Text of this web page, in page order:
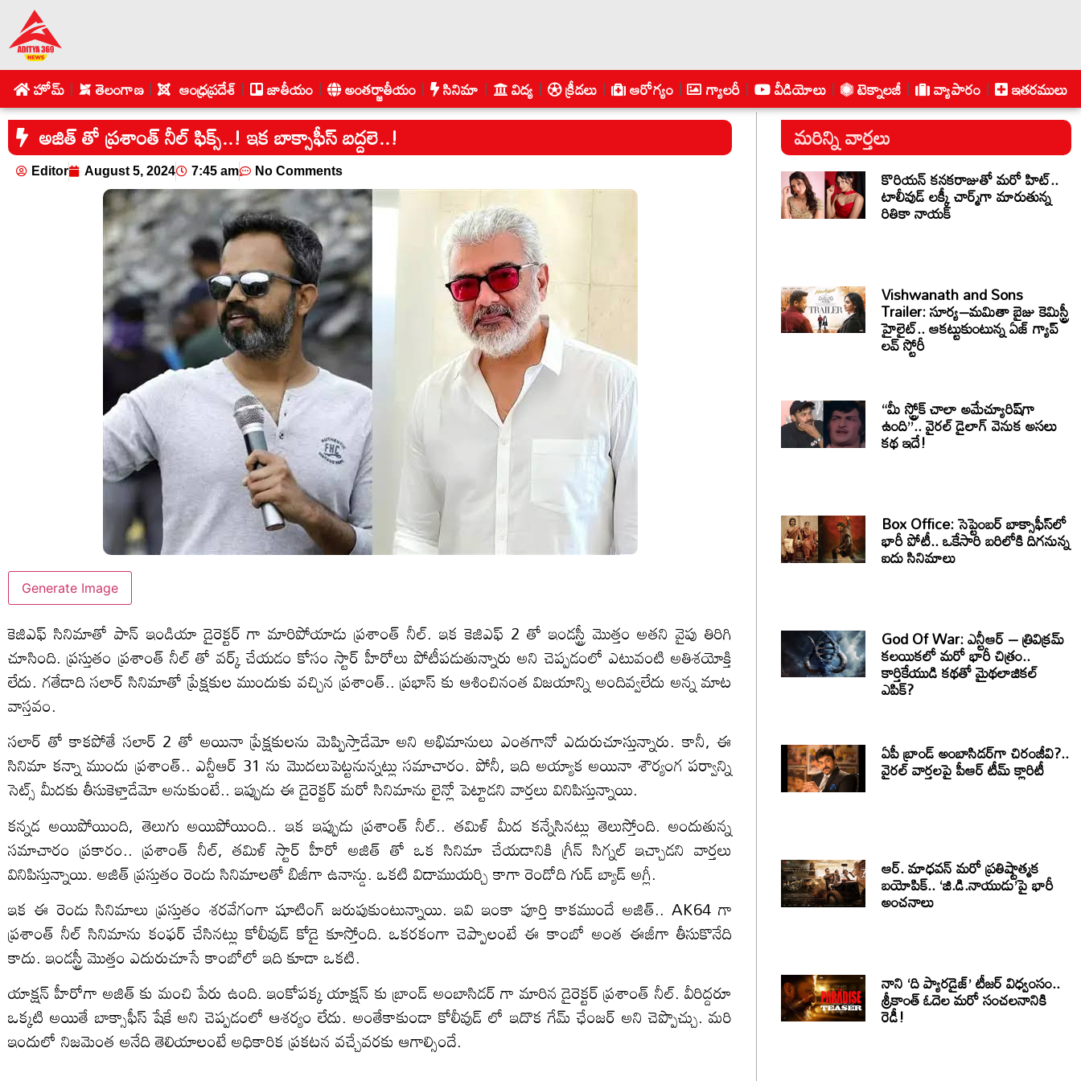
హోమ్ తెలంగాణ ఆంధ్రప్రదేశ్ జాతీయం అంతర్జాతీయం సినిమా విద్య క్రీడలు ఆరోగ్యం గ్యాలరీ వీడియోలు టెక్నాలజీ వ్యాపారం ఇతరములు
అజిత్ తో ప్రశాంత్ నీల్ ఫిక్స్..! ఇక బాక్సాఫీస్ బద్దలె..!
Editor August 5, 2024 7:45 am No Comments
Generate Image
కెజిఎఫ్ సినిమాతో పాన్ ఇండియా డైరెక్టర్ గా మారిపోయాడు ప్రశాంత్ నీల్. ఇక కెజిఎఫ్ 2 తో ఇండస్ట్రీ మొత్తం అతని వైపు తిరిగి
చూసింది. ప్రస్తుతం ప్రశాంత్ నీల్ తో వర్క్ చేయడం కోసం స్టార్ హీరోలు పోటీపడుతున్నారు అని చెప్పడంలో ఎటువంటి అతిశయోక్తి
లేదు. గతేడాది సలార్ సినిమాతో ప్రేక్షకుల ముందుకు వచ్చిన ప్రశాంత్.. ప్రభాస్ కు ఆశించినంత విజయాన్ని అందివ్వలేదు అన్న మాట
వాస్తవం.
సలార్ తో కాకపోతే సలార్ 2 తో అయినా ప్రేక్షకులను మెప్పిస్తాడేమో అని అభిమానులు ఎంతగానో ఎదురుచూస్తున్నారు. కానీ, ఈ
సినిమా కన్నా ముందు ప్రశాంత్.. ఎన్టీఆర్ 31 ను మొదలుపెట్టనున్నట్లు సమాచారం. పోనీ, ఇది అయ్యాక అయినా శౌర్యంగ పర్వాన్ని
సెట్స్ మీదకు తీసుకెళ్తాడేమో అనుకుంటే.. ఇప్పుడు ఈ డైరెక్టర్ మరో సినిమాను లైన్లో పెట్టాడని వార్తలు వినిపిస్తున్నాయి.
కన్నడ అయిపోయింది, తెలుగు అయిపోయింది.. ఇక ఇప్పుడు ప్రశాంత్ నీల్.. తమిళ్ మీద కన్నేసినట్లు తెలుస్తోంది. అందుతున్న
సమాచారం ప్రకారం.. ప్రశాంత్ నీల్, తమిళ్ స్టార్ హీరో అజిత్ తో ఒక సినిమా చేయడానికి గ్రీన్ సిగ్నల్ ఇచ్చాడని వార్తలు
వినిపిస్తున్నాయి. అజిత్ ప్రస్తుతం రెండు సినిమాలతో బిజీగా ఉనాన్డు. ఒకటి విదాముయర్చి కాగా రెండోది గుడ్ బ్యాడ్ అగ్లీ.
ఇక ఈ రెండు సినిమాలు ప్రస్తుతం శరవేగంగా షూటింగ్ జరుపుకుంటున్నాయి. ఇవి ఇంకా పూర్తి కాకముందే అజిత్.. AK64 గా
ప్రశాంత్ నీల్ సినిమాను కంఫర్ చేసినట్లు కోలీవుడ్ కోడై కూస్తోంది. ఒకరకంగా చెప్పాలంటే ఈ కాంబో అంత ఈజీగా తీసుకొనేది
కాదు. ఇండస్ట్రీ మొత్తం ఎదురుచూసే కాంబోలో ఇది కూడా ఒకటి.
యాక్షన్ హీరోగా అజిత్ కు మంచి పేరు ఉంది. ఇంకోపక్క యాక్షన్ కు బ్రాండ్ అంబాసిడర్ గా మారిన డైరెక్టర్ ప్రశాంత్ నీల్. వీరిద్దరూ
ఒక్కటి అయితే బాక్సాఫీస్ షేకే అని చెప్పడంలో ఆశర్యం లేదు. అంతేకాకుండా కోలీవుడ్ లో ఇదొక గేమ్ ఛేంజర్ అని చెప్పొచ్చు. మరి
ఇందులో నిజమెంత అనేది తెలియాలంటే అధికారిక ప్రకటన వచ్చేవరకు ఆగాల్సిందే.
మరిన్ని వార్తలు
కొరియన్ కనకరాజుతో మరో హిట్..
టాలీవుడ్ లక్కీ చార్మ్‌గా మారుతున్న
రితికా నాయక్
Vishwanath and Sons
Trailer: సూర్య–మమితా బైజు కెమిస్ట్రీ
హైలైట్.. ఆకట్టుకుంటున్న ఏజ్ గ్యాప్
లవ్ స్టోరీ
“మీ స్ట్రోక్ చాలా అమేచ్యూరిష్‌గా
ఉంది”.. వైరల్ డైలాగ్ వెనుక అసలు
కథ ఇదే!
Box Office: సెప్టెంబర్ బాక్సాఫీస్‌లో
భారీ పోటీ.. ఒకేసారి బరిలోకి దిగనున్న
ఐదు సినిమాలు
God Of War: ఎన్టీఆర్ – త్రివిక్రమ్
కలయికలో మరో భారీ చిత్రం..
కార్తికేయుడి కథతో మైథలాజికల్
ఎపిక్?
ఏపీ బ్రాండ్ అంబాసిడర్‌గా చిరంజీవి?..
వైరల్ వార్తలపై పీఆర్ టీమ్ క్లారిటీ
ఆర్. మాధవన్ మరో ప్రతిష్టాత్మక
బయోపిక్.. ‘జి.డి.నాయుడు’పై భారీ
అంచనాలు
నాని ‘ది ప్యారడైజ్’ టీజర్ విధ్వంసం..
శ్రీకాంత్ ఓదెల మరో సంచలనానికి
రెడీ!